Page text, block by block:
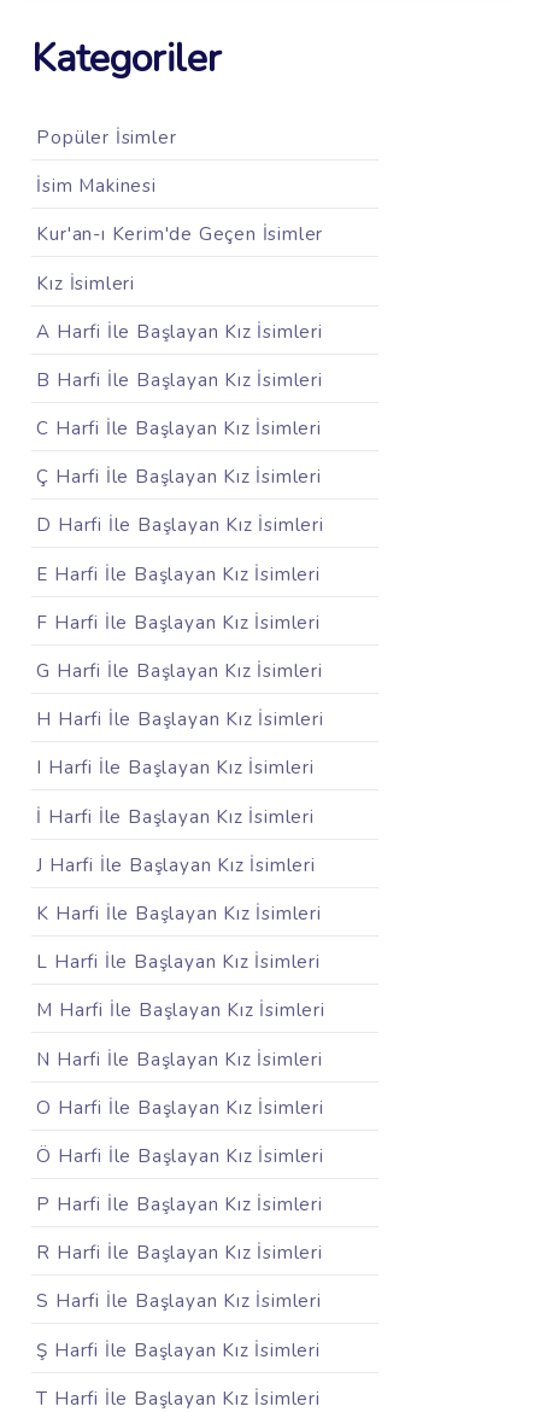
Kategoriler
Popüler İsimler
İsim Makinesi
Kur'an-ı Kerim'de Geçen İsimler
Kız İsimleri
A Harfi İle Başlayan Kız İsimleri
B Harfi İle Başlayan Kız İsimleri
C Harfi İle Başlayan Kız İsimleri
Ç Harfi İle Başlayan Kız İsimleri
D Harfi İle Başlayan Kız İsimleri
E Harfi İle Başlayan Kız İsimleri
F Harfi İle Başlayan Kız İsimleri
G Harfi İle Başlayan Kız İsimleri
H Harfi İle Başlayan Kız İsimleri
I Harfi İle Başlayan Kız İsimleri
İ Harfi İle Başlayan Kız İsimleri
J Harfi İle Başlayan Kız İsimleri
K Harfi İle Başlayan Kız İsimleri
L Harfi İle Başlayan Kız İsimleri
M Harfi İle Başlayan Kız İsimleri
N Harfi İle Başlayan Kız İsimleri
O Harfi İle Başlayan Kız İsimleri
Ö Harfi İle Başlayan Kız İsimleri
P Harfi İle Başlayan Kız İsimleri
R Harfi İle Başlayan Kız İsimleri
S Harfi İle Başlayan Kız İsimleri
Ş Harfi İle Başlayan Kız İsimleri
T Harfi İle Başlayan Kız İsimleri